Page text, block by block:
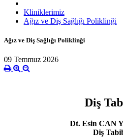
Kliniklerimiz
Ağız ve Diş Sağlığı Poliklinği
Ağız ve Diş Sağlığı Poliklinği
09 Temmuz 2026
Diş
Dt. Esin CAN
Diş